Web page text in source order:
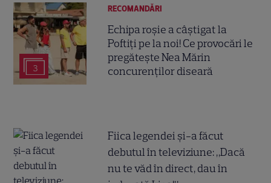
3
RECOMANDĂRI
Echipa roșie a câștigat la
Poftiți pe la noi! Ce provocări le
pregătește Nea Mărin
concurenților diseară
Fiica legendei și-a făcut
debutul în televiziune: „Dacă
nu te văd în direct, dau în